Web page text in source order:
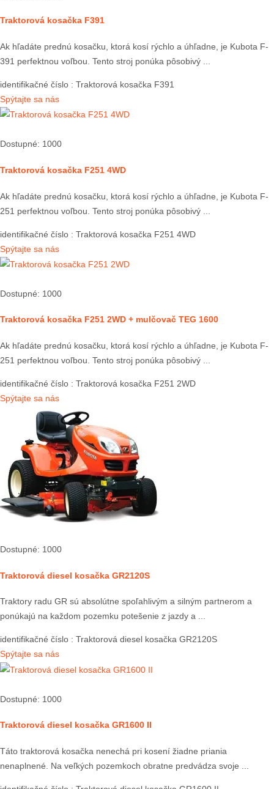
Traktorová kosačka F391
Ak hľadáte prednú kosačku, ktorá kosí rýchlo a úhľadne, je Kubota F-
391 perfektnou voľbou. Tento stroj ponúka pôsobivý ...
identifikačné číslo : Traktorová kosačka F391
Spýtajte sa nás
Dostupné: 1000
Traktorová kosačka F251 4WD
Ak hľadáte prednú kosačku, ktorá kosí rýchlo a úhľadne, je Kubota F-
251 perfektnou voľbou. Tento stroj ponúka pôsobivý ...
identifikačné číslo : Traktorová kosačka F251 4WD
Spýtajte sa nás
Dostupné: 1000
Traktorová kosačka F251 2WD + mulčovač TEG 1600
Ak hľadáte prednú kosačku, ktorá kosí rýchlo a úhľadne, je Kubota F-
251 perfektnou voľbou. Tento stroj ponúka pôsobivý ...
identifikačné číslo : Traktorová kosačka F251 2WD
Spýtajte sa nás
Dostupné: 1000
Traktorová diesel kosačka GR2120S
Traktory radu GR sú absolútne spoľahlivým a silným partnerom a
ponúkajú na každom pozemku potešenie z jazdy a ...
identifikačné číslo : Traktorová diesel kosačka GR2120S
Spýtajte sa nás
Dostupné: 1000
Traktorová diesel kosačka GR1600 II
Táto traktorová kosačka nenechá pri kosení žiadne priania
nenaplnené. Na veľkých pozemkoch obratne predvádza svoje ...